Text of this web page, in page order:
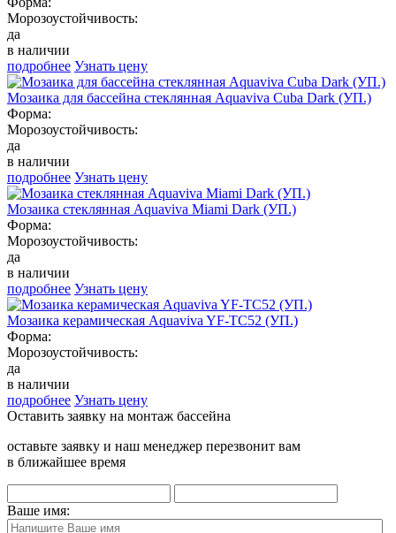
Морозоустойчивость:
да
в наличии
подробнее Узнать цену
Мозаика для бассейна стеклянная Aquaviva Cuba Dark (УП.)
Форма:
Морозоустойчивость:
да
в наличии
подробнее Узнать цену
Мозаика стеклянная Aquaviva Miami Dark (УП.)
Форма:
Морозоустойчивость:
да
в наличии
подробнее Узнать цену
Мозаика керамическая Aquaviva YF-TC52 (УП.)
Форма:
Морозоустойчивость:
да
в наличии
подробнее Узнать цену
Оставить заявку на монтаж бассейна
оставьте заявку и наш менеджер перезвонит вам
в ближайшее время
Ваше имя: